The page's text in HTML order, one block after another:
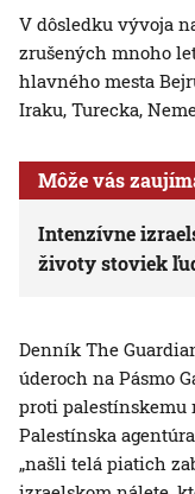
V dôsledku vývoja
zrušených mnoho
hlavného mesta
Iraku, Turecka,
Môže vás
Intenzívne
životy stoviek
Denník The
úderoch na Pásmo
proti
Palestínska
„našli telá piatich